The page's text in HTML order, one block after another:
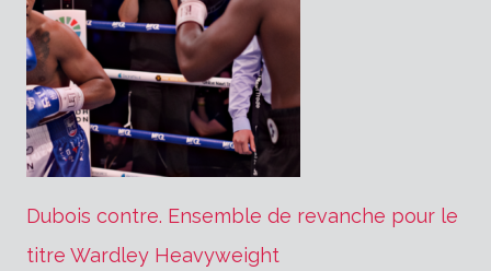
Dubois contre. Ensemble de revanche pour le
titre Wardley Heavyweight